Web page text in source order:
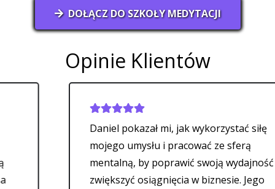
DOŁĄCZ DO SZKOŁY MEDYTACJI
Opinie Klientów
Daniel pokazał mi, jak wykorzystać siłę
mojego umysłu i pracować ze sferą
mentalną, by poprawić swoją wydajność i
zwiększyć osiągnięcia w biznesie. Jego